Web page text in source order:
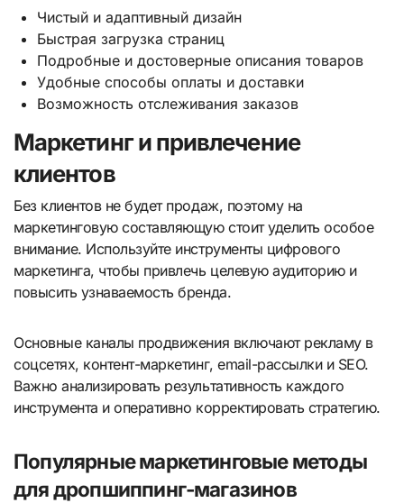
Чистый и адаптивный дизайн
Быстрая загрузка страниц
Подробные и достоверные описания товаров
Удобные способы оплаты и доставки
Возможность отслеживания заказов
Маркетинг и привлечение
клиентов
Без клиентов не будет продаж, поэтому на
маркетинговую составляющую стоит уделить особое
внимание. Используйте инструменты цифрового
маркетинга, чтобы привлечь целевую аудиторию и
повысить узнаваемость бренда.
Основные каналы продвижения включают рекламу в
соцсетях, контент-маркетинг, email-рассылки и SEO.
Важно анализировать результативность каждого
инструмента и оперативно корректировать стратегию.
Популярные маркетинговые методы
для дропшиппинг-магазинов